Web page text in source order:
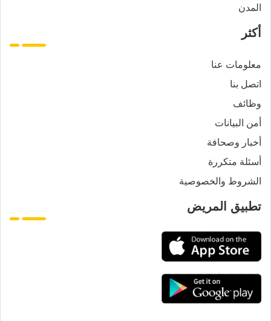
المدن
أكثر
معلومات عنا
اتصل بنا
وظائف
أمن البيانات
أخبار وصحافة
أسئلة متكررة
الشروط والخصوصية
تطبيق المريض